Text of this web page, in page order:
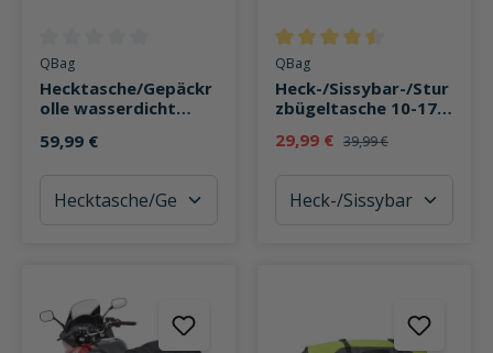
Durchschnittliche Bewertung von 0 von 5 Sternen
QBag
Hecktasche/Gepäckr
olle wasserdicht
59,99 €
Durchschnittliche Bewertung
QBag
Heck-/Sissybar-/Stur
zbügeltasche 10-17
29,99 € 39,99 €